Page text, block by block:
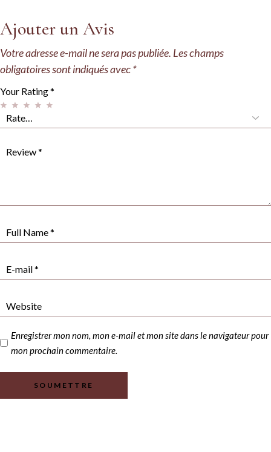
Ajouter un Avis
Votre adresse e-mail ne sera pas publiée. Les champs
obligatoires sont indiqués avec*
Your Rating*
Enregistrer mon nom, mon e-mail et mon site dans le navigateur pour
mon prochain commentaire.
SOUMETTRE